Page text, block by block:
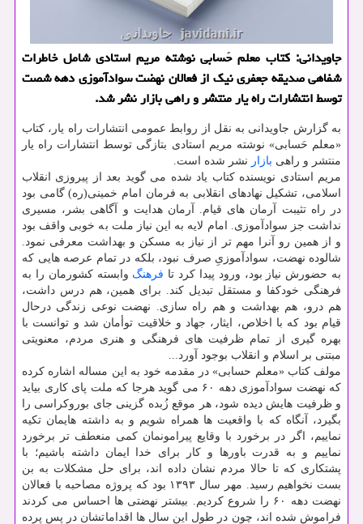
جاویدانی: کتاب معلم حَسابی نوشته مریم استادی شامل خاطرات
شفاهی صدیقه جعفری نیک از فعالان نهضت سوادآموزی دهه شصت
توسط انتشارات راه یار منتشر و راهی بازار نشر شد.
به گزارش جاویدانی به نقل از روابط عمومی انتشارات راه یار، کتاب
«معلم حَسابی» نوشته مریم استادی بتازگی توسط انتشارات راه یار
منتشر و راهی بازار نشر شده است.
مریم استادی نویسنده کتاب یاد شده می گوید بعد از پیروزی انقلاب
اسلامی، تشکیل نهادهای انقلابی به فرمان امام خمینی(ره) گامی بود
در راه تثیبت آرمان های قیام. آرمان هدایت و آگاهی بشر، مسیری
نداشت جز سوادآموزی. امام لایه به این نیاز ملت به خوبی واقف بود
و از همین رو آنرا مهم تر از نیاز به مسکن و بهداشت معرفی نمود.
شالوده نهضت، سوادآموزیِ صرف نبود، بلکه در تمام عرصه هایی که
به حضورش نیاز بود، ورود پیدا کرد تا فرهنگ وابسته کشورمان را به
فرهنگی خودکفا و مستقل تبدیل کند. برای همین، هم درس داشت،
هم درو، هم بهداشت و هم راه سازی. نهضت نوعی زندگی درحال
قیام بود که با اخلاص، ایثار، جهاد و خلاقیت توأمان شد و توانست با
بهره گیری از تمام ظرفیت های فرهنگی و هنری مردم، معنویتی
مبتنی بر اسلام و انقلاب بوجود آورد...
مولف کتاب «معلم حسابی» در مقدمه خود به این مساله اشاره کرده
که نهضت سوادآموزی دهه ۶۰ می گوید هرجا که ملت پای کاری بیاید
و ظرفیت هایش دیده شود، هر موقع زُبده گزینی جای بوروکراسی را
بگیرد، آنگاه که با واقعیت ها همراه شویم و به داشته هایمان تکیه
نماییم، اگر در برخورد با وقایع پیرامونمان کمی منعطف تر برخورد
نماییم و به قدرت باورها و کار برای خدا ایمان داشته باشیم؛ با
پشتکاری که تا حالا مردم نشان داده اند، برای حل مشکلات به بن
بست نخواهیم رسید. مهر سال ۱۳۹۳ بود که پروژه مصاحبه با فعالان
نهضت دهه ۶۰ را شروع کردیم. بیشتر نهضتی ها احساس می کردند
فراموش شده اند، چون در طول این سال ها اقداماتشان در پسِ پرده